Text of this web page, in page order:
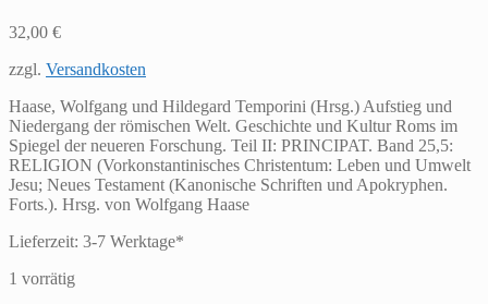
32,00 €
zzgl. Versandkosten
Haase, Wolfgang und Hildegard Temporini (Hrsg.) Aufstieg und
Niedergang der römischen Welt. Geschichte und Kultur Roms im
Spiegel der neueren Forschung. Teil II: PRINCIPAT. Band 25,5:
RELIGION (Vorkonstantinisches Christentum: Leben und Umwelt
Jesu; Neues Testament (Kanonische Schriften und Apokryphen.
Forts.). Hrsg. von Wolfgang Haase
Lieferzeit: 3-7 Werktage*
1 vorrätig